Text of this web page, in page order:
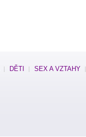
DĚTI SEX A VZTAHY